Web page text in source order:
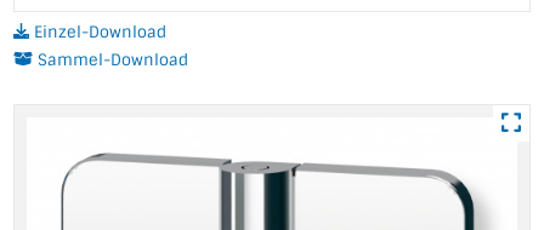
Einzel-Download
Sammel-Download